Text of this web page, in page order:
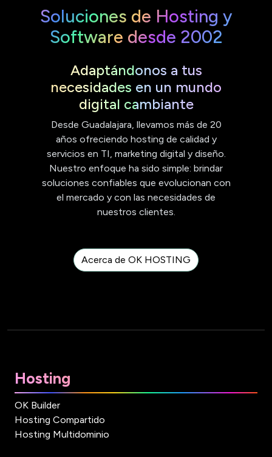
Soluciones de Hosting y
Software desde 2002
Adaptándonos a tus
necesidades en un mundo
digital cambiante
Desde Guadalajara, llevamos más de 20
años ofreciendo hosting de calidad y
servicios en TI, marketing digital y diseño.
Nuestro enfoque ha sido simple: brindar
soluciones confiables que evolucionan con
el mercado y con las necesidades de
nuestros clientes.
Acerca de OK HOSTING
Hosting
OK Builder
Hosting Compartido
Hosting Multidominio